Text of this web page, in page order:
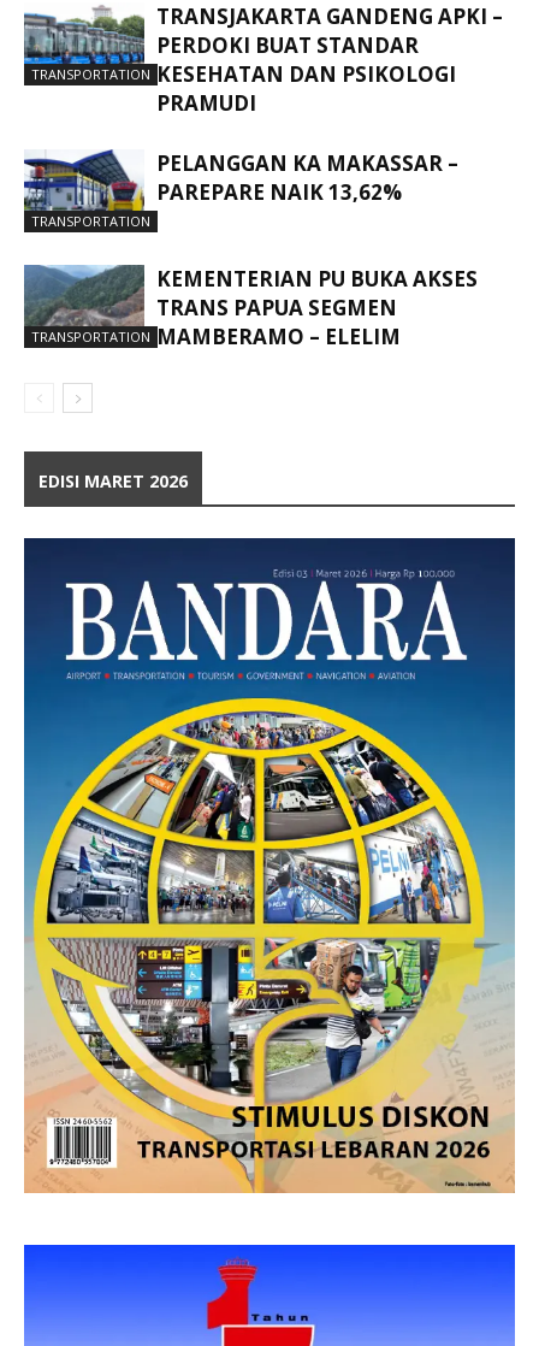
TRANSPORTATION
TRANSJAKARTA GANDENG APKI –
PERDOKI BUAT STANDAR
KESEHATAN DAN PSIKOLOGI
PRAMUDI
TRANSPORTATION
PELANGGAN KA MAKASSAR –
PAREPARE NAIK 13,62%
TRANSPORTATION
KEMENTERIAN PU BUKA AKSES
TRANS PAPUA SEGMEN
MAMBERAMO – ELELIM
EDISI MARET 2026